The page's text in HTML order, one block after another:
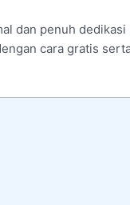
dan penuh dedikasi
cara gratis